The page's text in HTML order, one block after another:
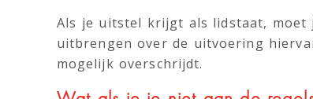
Als je uitstel krijgt als lidstaat, moet
uitbrengen over de uitvoering
mogelijk overschrijdt.